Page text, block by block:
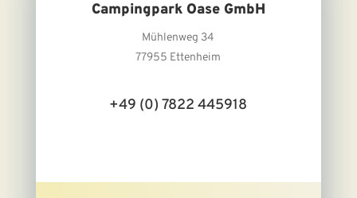
Campingpark Oase GmbH
Mühlenweg 34
77955 Ettenheim
+49 (0) 7822 445918